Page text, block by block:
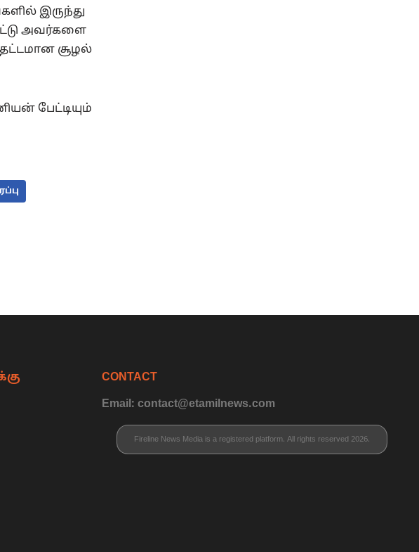
இருந்து
அவர்களை
சூழல்
பேட்டியும்
CONTACT
Email: contact@etamilnews.com
Fireline News Media is a registered platform. All rights reserved 2026.